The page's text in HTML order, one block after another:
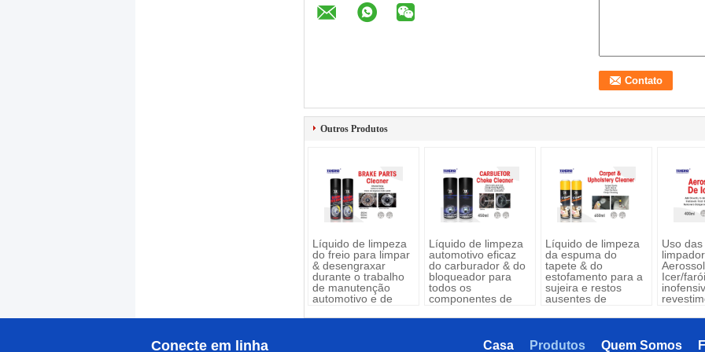
Outros Produtos
Líquido de limpeza
do freio para limpar
& desengraxar
durante o trabalho
de manutenção
automotivo e de
Líquido de limpeza
automotivo eficaz
do carburador & do
bloqueador para
todos os
componentes de
combustível
Líquido de limpeza
da espuma do
tapete & do
estofamento para a
sujeira e restos
ausentes de
prejudicar a
Uso
Icer/
Conecte em linha Quem Somos
Produtos
Casa